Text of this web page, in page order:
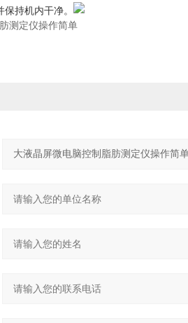
持机内干净。
测定仪操作简单